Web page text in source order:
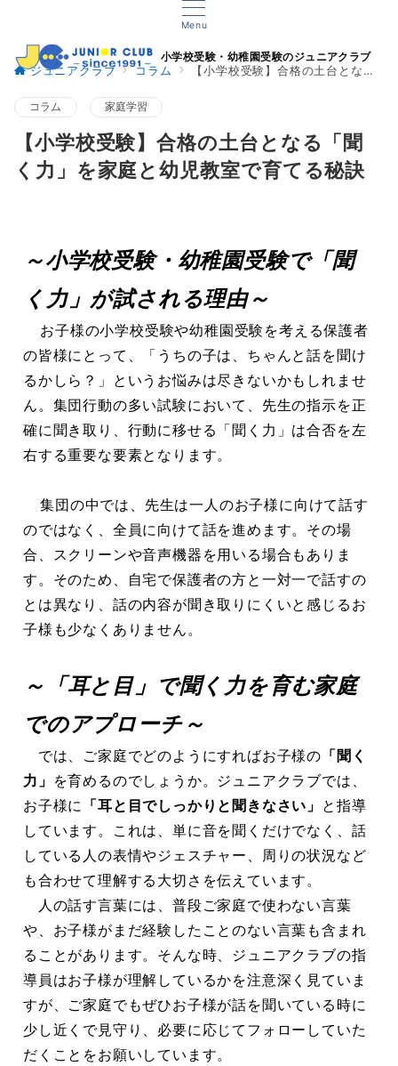
Menu
小学校受験・幼稚園受験のジュニアクラブ
ジュニアクラブ コラム 【小学校受験】合格の土台となる「聞く力」を家庭と幼児教室で育てる秘訣
コラム 家庭学習
【小学校受験】合格の土台となる「聞
く力」を家庭と幼児教室で育てる秘訣
～小学校受験・幼稚園受験で「聞
く力」が試される理由～
お子様の小学校受験や幼稚園受験を考える保護者
の皆様にとって、「うちの子は、ちゃんと話を聞け
るかしら？」というお悩みは尽きないかもしれませ
ん。集団行動の多い試験において、先生の指示を正
確に聞き取り、行動に移せる「聞く力」は合否を左
右する重要な要素となります。
集団の中では、先生は一人のお子様に向けて話す
のではなく、全員に向けて話を進めます。その場
合、スクリーンや音声機器を用いる場合もありま
す。そのため、自宅で保護者の方と一対一で話すの
とは異なり、話の内容が聞き取りにくいと感じるお
子様も少なくありません。
～「耳と目」で聞く力を育む家庭
でのアプローチ～
では、ご家庭でどのようにすればお子様の 「聞く
力」 を育めるのでしょうか。ジュニアクラブでは、
お子様に 「耳と目でしっかりと聞きなさい」 と指導
しています。これは、単に音を聞くだけでなく、話
している人の表情やジェスチャー、周りの状況など
も合わせて理解する大切さを伝えています。
人の話す言葉には、普段ご家庭で使わない言葉
や、お子様がまだ経験したことのない言葉も含まれ
ることがあります。そんな時、ジュニアクラブの指
導員はお子様が理解しているかを注意深く見ていま
すが、ご家庭でもぜひお子様が話を聞いている時に
少し近くで見守り、必要に応じてフォローしていた
だくことをお願いしています。